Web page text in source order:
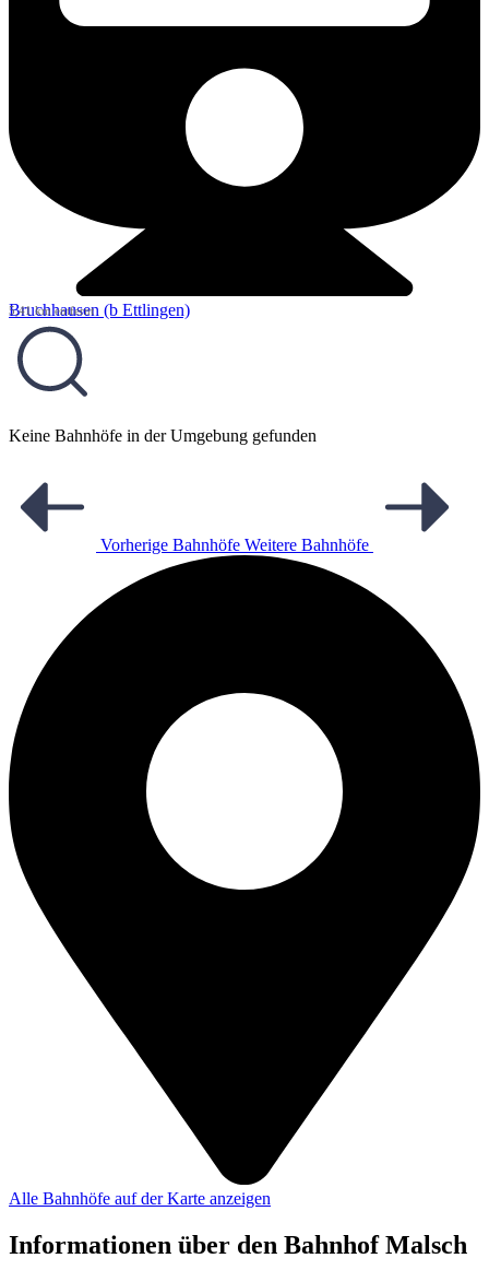
Bruchhausen (b Ettlingen)
5,41 km entfernt
Keine Bahnhöfe in der Umgebung gefunden
Vorherige Bahnhöfe Weitere Bahnhöfe
Alle Bahnhöfe auf der Karte anzeigen
Informationen über den Bahnhof Malsch